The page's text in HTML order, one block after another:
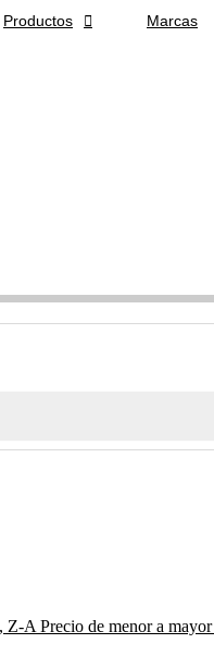
Productos  Marcas
Z-A Precio de menor a mayor